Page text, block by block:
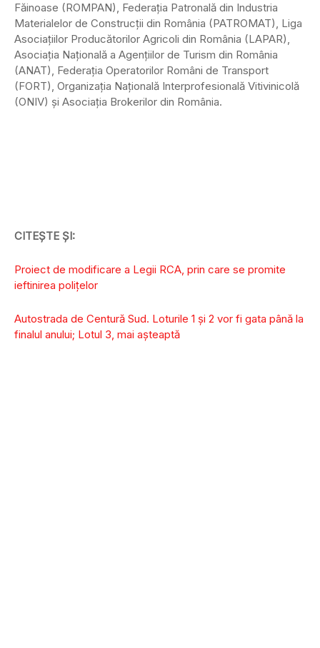
Făinoase (ROMPAN), Federaţia Patronală din Industria
Materialelor de Construcţii din România (PATROMAT), Liga
Asociaţiilor Producătorilor Agricoli din România (LAPAR),
Asociaţia Naţională a Agenţiilor de Turism din România
(ANAT), Federaţia Operatorilor Români de Transport
(FORT), Organizaţia Naţională Interprofesională Vitivinicolă
(ONIV) și Asociaţia Brokerilor din România.
CITEȘTE ȘI:
Proiect de modificare a Legii RCA, prin care se promite
ieftinirea polițelor
Autostrada de Centură Sud. Loturile 1 și 2 vor fi gata până la
finalul anului; Lotul 3, mai așteaptă